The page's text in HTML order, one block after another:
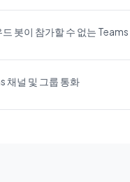
봇이 참가할 수 없는
채널 및 그룹 통화